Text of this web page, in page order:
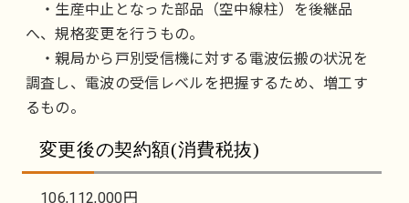
・生産中止となった部品（空中線柱）を後継品
へ、規格変更を行うもの。
・親局から戸別受信機に対する電波伝搬の状況を
調査し、電波の受信レベルを把握するため、増工す
るもの。
変更後の契約額(消費税抜)
106,112,000円